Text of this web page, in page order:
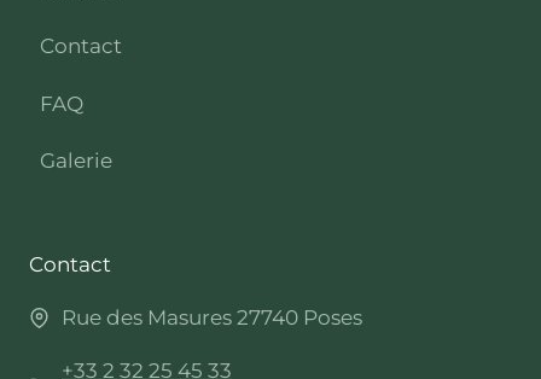
Contact
FAQ
Galerie
Contact
Rue des Masures 27740 Poses
+33 2 32 25 45 33